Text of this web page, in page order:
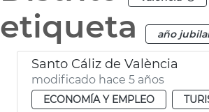
etiqueta
año
Santo Cáliz de València
modificado hace 5 años
ECONOMÍA Y EMPLEO